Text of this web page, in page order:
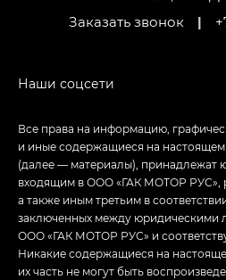
Empow — Эмпау (Empow)
Заказать звонок
|
Все права на информацию,
и иные содержащиеся на
(далее — материалы), принадлежат
входящим в ООО «ГАК МОТОР РУС»,
а также иным третьим в
заключенных между юридическими
ООО «ГАК МОТОР РУС» и
Никакие содержащиеся на
их часть не могут быть